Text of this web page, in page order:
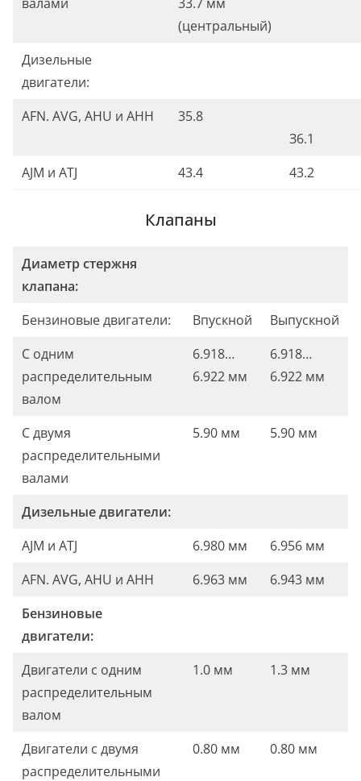
(центральный)
Дизельные
двигатели:
AFN. AVG, AHU и АНН
35.8
З6.1
AJM и ATJ
43.4 43.2
Клапаны
Диаметр стержня
клапана:
Бензиновые двигатели:
Впускной
Выпускной
С одним
распределительным
валом
6.918…
6.922 мм
6.918…
6.922 мм
С двумя
распределительными
валами
5.90 мм 5.90 мм
Дизельные двигатели:
AJM и ATJ
6.980 мм
6.956 мм
AFN. AVG, AHU и АНН
6.963 мм
6.943 мм
Бензиновые
двигатели:
Двигатели с одним
распределительным
валом
1.0 мм 1.3 мм
Двигатели с двумя
распределительными
0.80 мм 0.80 мм